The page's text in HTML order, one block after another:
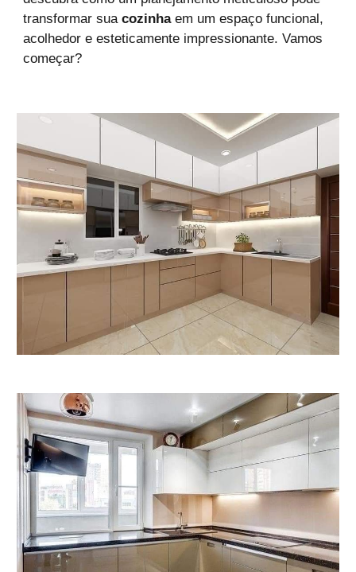
transformar suacozinhaem um espaço funcional,
acolhedor e esteticamente impressionante. Vamos
começar?